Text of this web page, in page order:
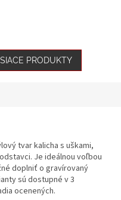
PRODUKTY
tvar kalicha s uškami,
Je ideálnou voľbou
doplniť o gravírovaný
sú dostupné v 3
ocenených.